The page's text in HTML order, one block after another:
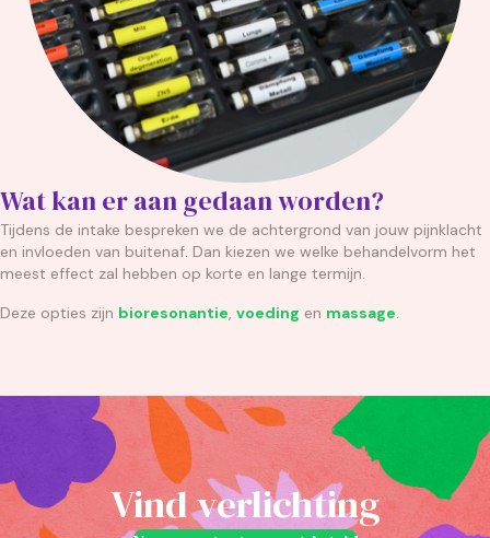
Wat kan er aan gedaan worden?
Tijdens de intake bespreken we de achtergrond van jouw pijnklacht
en invloeden van buitenaf. Dan kiezen we welke behandelvorm het
meest effect zal hebben op korte en lange termijn.
Deze opties zijn bioresonantie, voeding en massage.
Vind verlichting